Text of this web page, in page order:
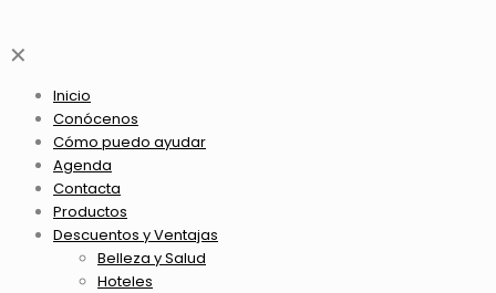
✕
Inicio
Conócenos
Cómo puedo ayudar
Agenda
Contacta
Productos
Descuentos y Ventajas
Belleza y Salud
Hoteles